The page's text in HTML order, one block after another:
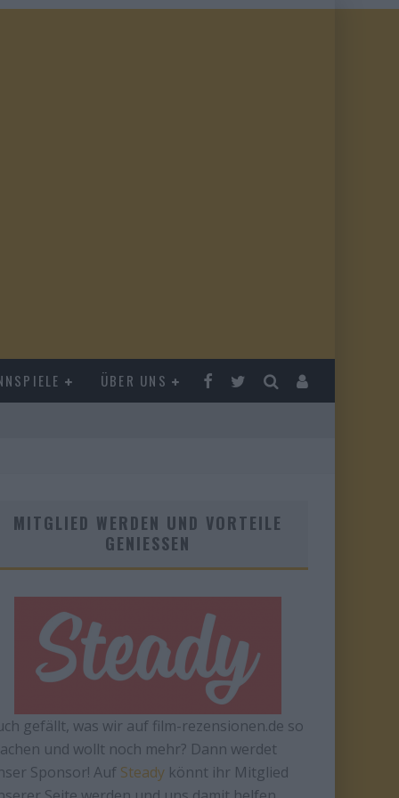
ÜBER UNS
MITGLIED WERDEN UND VORTEILE
GENIESSEN
gefällt, was wir auf film-rezensionen.de so
und wollt noch mehr? Dann werdet
Sponsor! Auf Steady könnt ihr Mitglied